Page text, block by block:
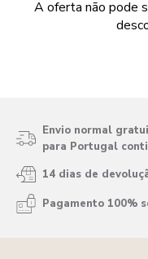
A oferta não pode
Envio normal
para Portugal
14 dias de
Pagamento 100%